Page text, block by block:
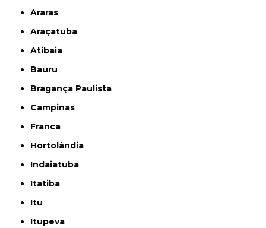
Araras
Araçatuba
Atibaia
Bauru
Bragança Paulista
Campinas
Franca
Hortolândia
Indaiatuba
Itatiba
Itu
Itupeva